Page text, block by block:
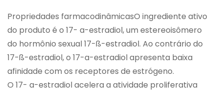
Propriedades farmacodinâmicasO ingrediente ativo
do produto é o 17- a-estradiol, um estereoisômero
do hormônio sexual 17-ß-estradiol. Ao contrário do
17-ß-estradiol, o 17-a-estradiol apresenta baixa
afinidade com os receptores de estrógeno.
O 17- a-estradiol acelera a atividade proliferativa